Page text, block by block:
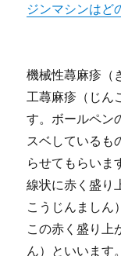
ジンマシンはど
機械性蕁麻疹（
工蕁麻疹（じん
す。ボールペン
スベしているも
らせてもらいま
線状に赤く盛り
こうじんましん
この赤く盛り上
ん）といいます